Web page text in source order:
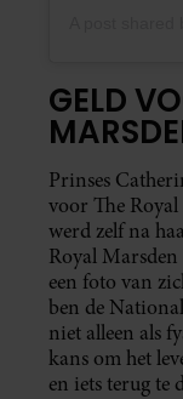
GELD
Prinses
voor The
werd zelf na
Royal Marsden
een foto van
ben de
niet alleen als
kans om het
en iets terug te